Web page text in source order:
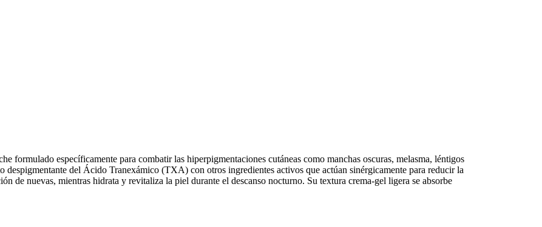
específicamente para combatir las hiperpigmentaciones cutáneas como manchas oscuras, melasma, léntigos
del Ácido Tranexámico (TXA) con otros ingredientes activos que actúan sinérgicamente para reducir la
de nuevas, mientras hidrata y revitaliza la piel durante el descanso nocturno. Su textura crema-gel ligera se absorbe